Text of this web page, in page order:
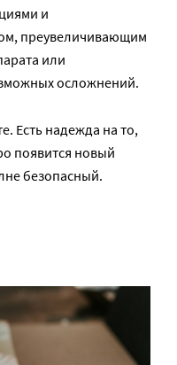
и
преувеличивающим
или
осложнений.
Есть надежда на то,
появится новый
безопасный.